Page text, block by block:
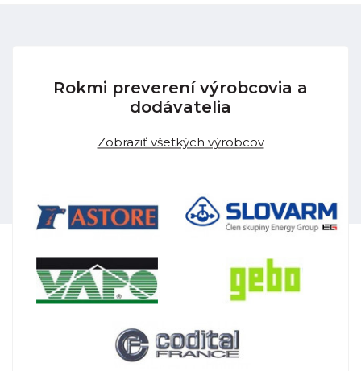
Rokmi preverení výrobcovia a
dodávatelia
Zobraziť všetkých výrobcov